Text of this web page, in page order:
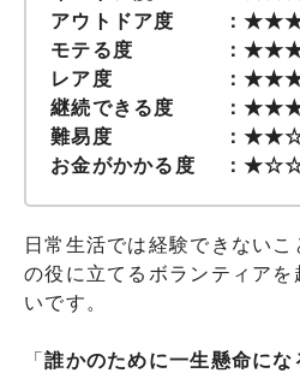
アウトドア度 ：
モテる度 ：
レア度 ：
継続できる度 ：
難易度 ：
お金がかかる度 ：
日常生活では経験できない
の役に立てるボランティアを
いです。
「誰かのために一生懸命にな